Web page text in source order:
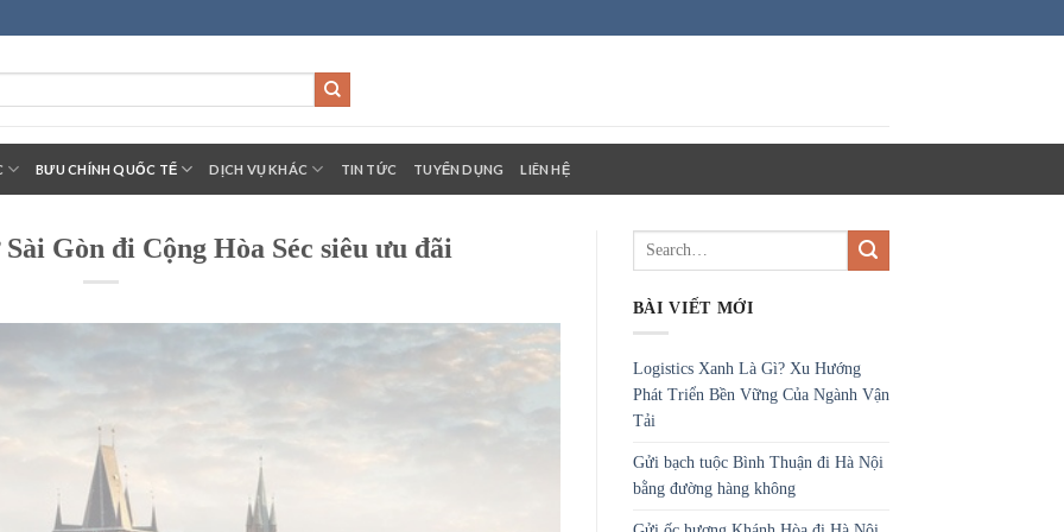
BƯU CHÍNH QUỐC TẾ DỊCH VỤ KHÁC TIN TỨC TUYỂN DỤNG LIÊN HỆ
Gòn đi Cộng Hòa Séc siêu ưu đãi
BÀI VIẾT MỚI
Logistics Xanh Là Gì? Xu Hướng
Phát Triển Bền Vững Của Ngành Vận
Tải
Gửi bạch tuộc Bình Thuận đi Hà Nội
bằng đường hàng không